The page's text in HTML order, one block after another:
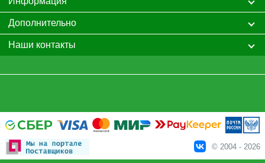
Дополнительно
Наши контакты
© 2004 - 2026